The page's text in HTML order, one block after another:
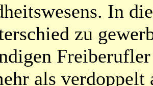
In
zu
als